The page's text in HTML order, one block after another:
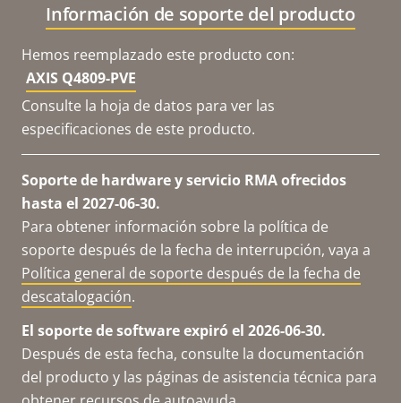
Información de soporte del producto
Hemos reemplazado este producto con:
AXIS Q4809-PVE
Consulte la hoja de datos para ver las
especificaciones de este producto.
Soporte de hardware y servicio RMA ofrecidos
hasta el 2027-06-30.
Para obtener información sobre la política de
soporte después de la fecha de interrupción, vaya a
Política general de soporte después de la fecha de
descatalogación.
El soporte de software expiró el 2026-06-30.
Después de esta fecha, consulte la documentación
del producto y las páginas de asistencia técnica para